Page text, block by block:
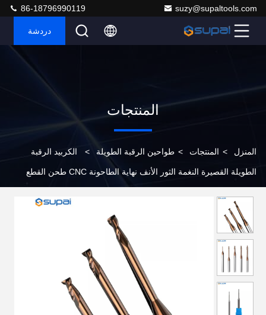
suzy@supaltools.com
86-18796990119
دردشة
المنتجات
المنزل > المنتجات > طواحين الرقبة الطويلة > الكربيد الرقبة
الطويلة القصيرة النغمة الثور الأنف نهاية الطاحونة CNC طحن القطع